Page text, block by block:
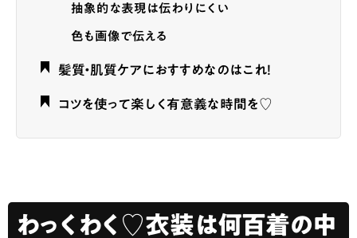
抽象的な表現は伝わりにくい
色も画像で伝える
髪質・肌質ケアにおすすめなのはこれ！
コツを使って楽しく有意義な時間を♡
わっくわく♡衣装は何百着の中